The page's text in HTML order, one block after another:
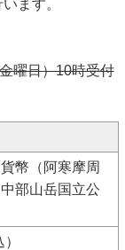
ます。
曜日）10時受付
幣（阿寒摩周
部山岳国立公